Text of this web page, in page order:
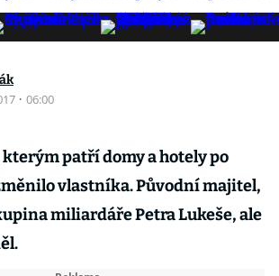
· 06:00
patří domy a hotely po
vlastníka. Původní majitel,
miliardáře Petra Lukeše, ale